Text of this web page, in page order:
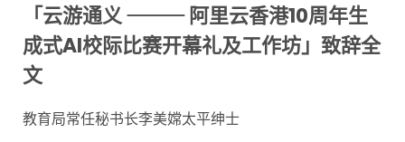
「云游通义 ⸻ 阿里云香港10周年生
成式AI校际比赛开幕礼及工作坊」致辞全
文
教育局常任秘书长李美嫦太平绅士